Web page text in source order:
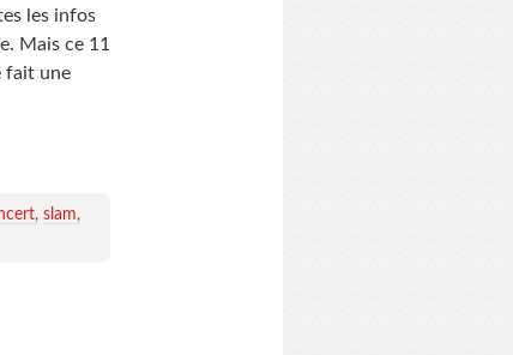
les infos
Mais ce 11
fait une
slam